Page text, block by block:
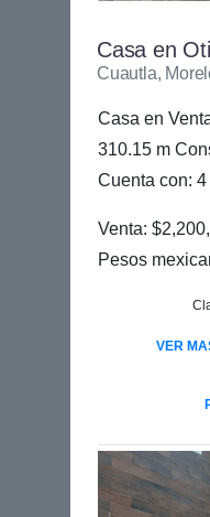
Casa en
Cuautla,
Casa en
310.15 m
Cuenta con: 4
Venta:
Pesos
VER